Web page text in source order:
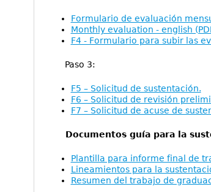
Formulario de evaluación
Monthly evaluation - english
F4 - Formulario para subir las
Paso 3:
F5 – Solicitud de sustentación.
F6 – Solicitud de revisión
F7 – Solicitud de acuse de
Documentos guía para la
Plantilla para informe final de
Lineamientos para la
Resumen del trabajo de